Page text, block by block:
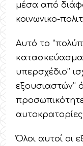
μέσα από
κοινωνικο-
Αυτό το
υπερσχέδιο’’
εξουσιαστών’’
αυτοκρατορίες
Όλοι αυτοί οι